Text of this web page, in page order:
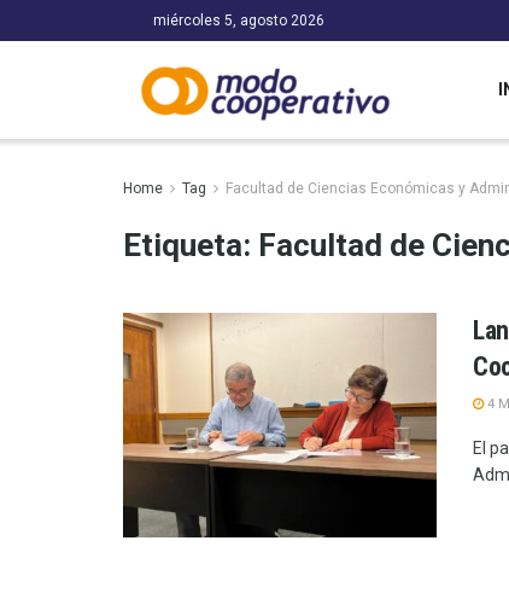
miércoles 5, agosto 2026
Home Tag Facultad de Ciencias Económicas y
Etiqueta: Facultad de
4
El